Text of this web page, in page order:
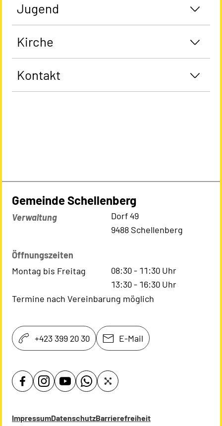
Jugend
Kirche
Kontakt
Gemeinde Schellenberg
Verwaltung
Dorf 49
9488 Schellenberg
Öffnungszeiten
Montag bis Freitag
08:30- 11:30 Uhr
13:30- 16:30 Uhr
Termine nach Vereinbarung möglich
+423 399 20 30 E-Mail
ImpressumDatenschutzBarrierefreiheit